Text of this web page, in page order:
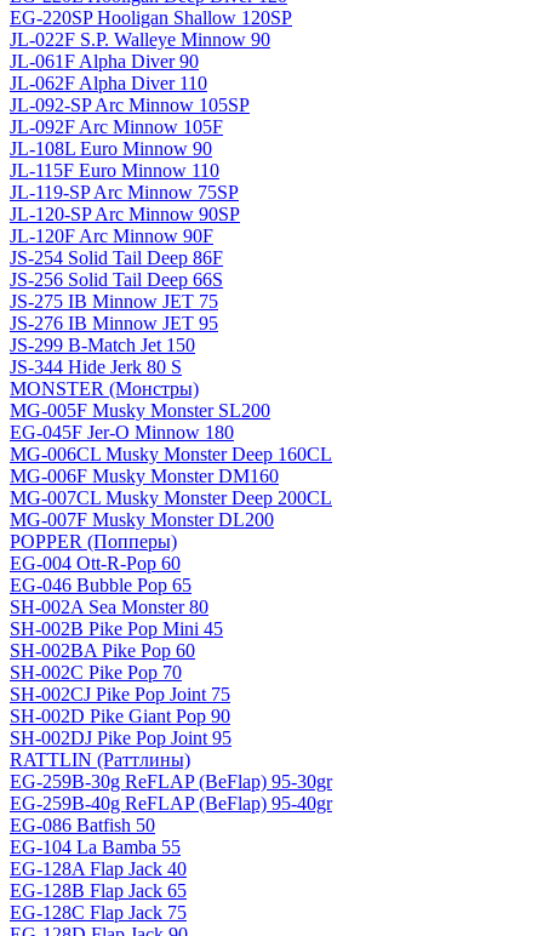
EG-220SP Hooligan Shallow 120SP
JL-022F S.P. Walleye Minnow 90
JL-061F Alpha Diver 90
JL-062F Alpha Diver 110
JL-092-SP Arc Minnow 105SP
JL-092F Arc Minnow 105F
JL-108L Euro Minnow 90
JL-115F Euro Minnow 110
JL-119-SP Arc Minnow 75SP
JL-120-SP Arc Minnow 90SP
JL-120F Arc Minnow 90F
JS-254 Solid Tail Deep 86F
JS-256 Solid Tail Deep 66S
JS-275 IB Minnow JET 75
JS-276 IB Minnow JET 95
JS-299 B-Match Jet 150
JS-344 Hide Jerk 80 S
MONSTER (Монстры)
MG-005F Musky Monster SL200
EG-045F Jer-O Minnow 180
MG-006CL Musky Monster Deep 160CL
MG-006F Musky Monster DM160
MG-007CL Musky Monster Deep 200CL
MG-007F Musky Monster DL200
POPPER (Попперы)
EG-004 Ott-R-Pop 60
EG-046 Bubble Pop 65
SH-002A Sea Monster 80
SH-002B Pike Pop Mini 45
SH-002BA Pike Pop 60
SH-002C Pike Pop 70
SH-002CJ Pike Pop Joint 75
SH-002D Pike Giant Pop 90
SH-002DJ Pike Pop Joint 95
RATTLIN (Раттлины)
EG-259B-30g ReFLAP (BeFlap) 95-30gr
EG-259B-40g ReFLAP (BeFlap) 95-40gr
EG-086 Batfish 50
EG-104 La Bamba 55
EG-128A Flap Jack 40
EG-128B Flap Jack 65
EG-128C Flap Jack 75